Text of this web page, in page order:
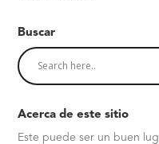
Buscar
Acerca de este sitio
Este puede ser un buen